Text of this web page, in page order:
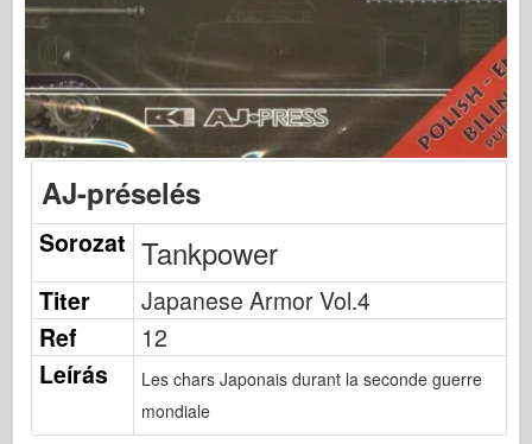
Dnepromodel között
Eduard
E.T. modell
Finom formák
Vitéz erők
Friulmodel
Hasegawa
Heller
HobbiBoss
IBG modellek
Icm
AJ-préselés
Sorozat Tankpower
Titer
Japanese Armor Vol.4
Ref
12
Leírás
Les chars Japonais durant la seconde guerre
mondiale